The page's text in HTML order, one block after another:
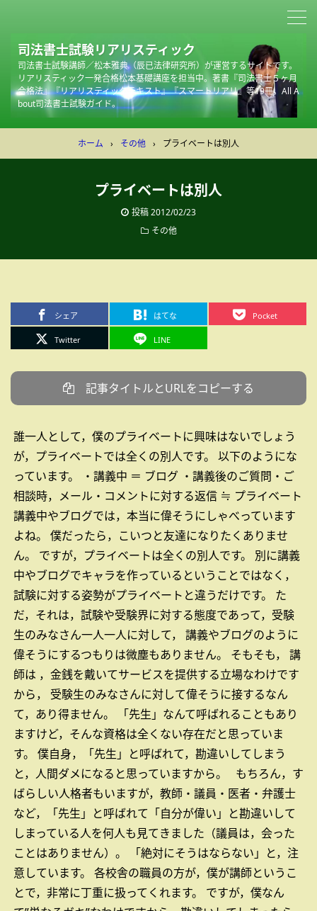
司法書士試験リアリスティック
司法書士試験講師／松本雅典（辰已法律研究所）が運営するサイトです。
リアリスティック一発合格松本基礎講座を担当中。著書『司法書士５ヶ月
合格法』『リアリスティックテキスト』『スマートリアリ』等19冊。All A
bout司法書士試験ガイド。
ホーム › その他 › プライベートは別人
プライベートは別人
投稿2012/02/23
その他
シェア はてな Pocket
Twitter LINE
記事タイトルとURLをコピーする
誰一人として，僕のプライベートに興味はないでしょう
が，プライベートでは全くの別人です。
以下のようにな
っています。
・講義中 ＝ ブログ ・講義後のご質問・ご
相談時，メール・コメントに対する返信 ≒ プライベート
講義中やブログでは，本当に偉そうにしゃべっています
よね。
僕だったら，こいつと友達になりたくありませ
ん。
ですが，プライベートは全くの別人です。
別に講義
中やブログでキャラを作っているということではなく，
試験に対する姿勢がプライベートと違うだけです。
た
だ，それは，試験や受験界に対する態度であって，受験
生のみなさん一人一人に対して，
講義やブログのように
偉そうにするつもりは微塵もありません。
そもそも，
講
師は ，金銭を戴いてサービスを提供する立場なわけです
から，
受験生のみなさんに対して偉そうに接するなん
て，あり得ません。
「先生」なんて呼ばれることもあり
ますけど，そんな資格は全くない存在だと思っていま
す。
僕自身，「先生」と呼ばれて，勘違いしてしまう
と，人間ダメになると思っていますから。
もちろん，す
ばらしい人格者もいますが，教師・議員・医者・弁護士
など，「先生」と呼ばれて「自分が偉い」と勘違いして
しまっている人を何人も見てきました（議員は，会った
ことはありません）。
「絶対にそうはならない」と，注
意しています。
各校舎の職員の方が，僕が講師というこ
とで，非常に丁重に扱ってくれます。
ですが，僕なん